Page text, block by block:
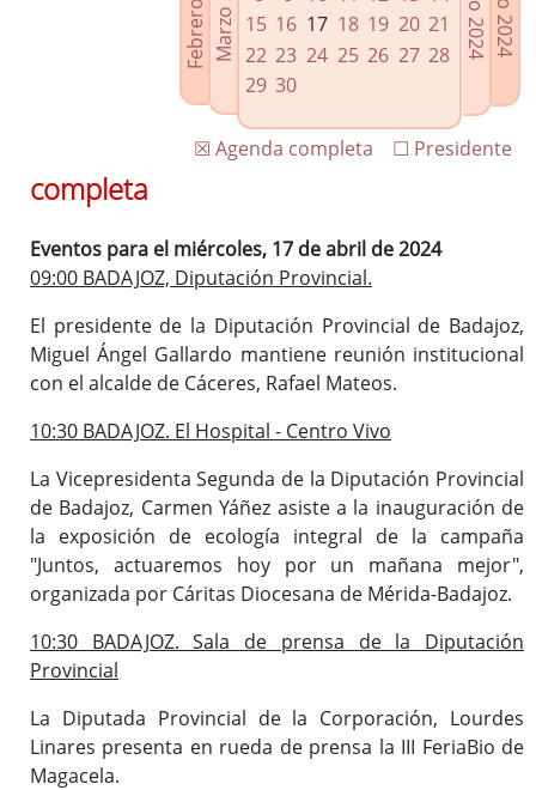
Agenda de Presidencia
Plenos provinciales y Juntas de gobierno
Oficina de Proyectos Europeos
15 16 17 18 19 20 21
22 23 24 25 26 27 28
29 30
☐ Presidente
☒ Agenda completa
completa
Eventos para el miércoles, 17 de abril de 2024
09:00 BADAJOZ, Diputación Provincial.
El presidente de la Diputación Provincial de Badajoz,
Miguel Ángel Gallardo mantiene reunión institucional
con el alcalde de Cáceres, Rafael Mateos.
10:30 BADAJOZ. El Hospital - Centro Vivo
La Vicepresidenta Segunda de la Diputación Provincial
de Badajoz, Carmen Yáñez asiste a la inauguración de
la exposición de ecología integral de la campaña
"Juntos, actuaremos hoy por un mañana mejor",
organizada por Cáritas Diocesana de Mérida-Badajoz.
10:30 BADAJOZ. Sala de prensa de la Diputación
Provincial
La Diputada Provincial de la Corporación, Lourdes
Linares presenta en rueda de prensa la III FeriaBio de
Magacela.